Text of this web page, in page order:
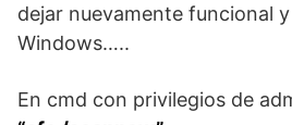
dejar nuevamente funcional
Windows…..
En cmd con privilegios de